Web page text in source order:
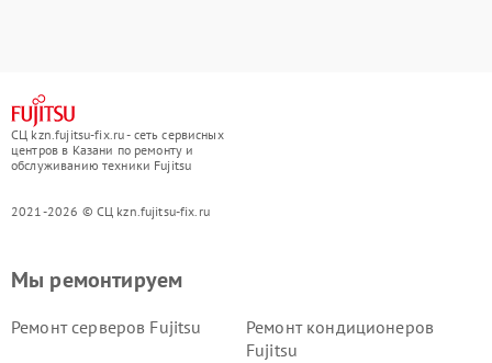
СЦ kzn.fujitsu-fix.ru - сеть сервисных
центров в Казани по ремонту и
обслуживанию техники Fujitsu
2021-2026 © СЦ kzn.fujitsu-fix.ru
Мы ремонтируем
Ремонт серверов Fujitsu
Ремонт кондиционеров
Fujitsu